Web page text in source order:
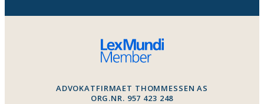
ADVOKATFIRMAET THOMMESSEN AS
ORG.NR. 957 423 248